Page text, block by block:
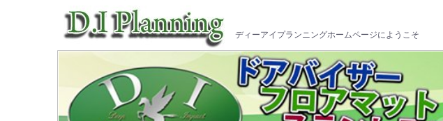
ディーアイプランニングホームページにようこそ